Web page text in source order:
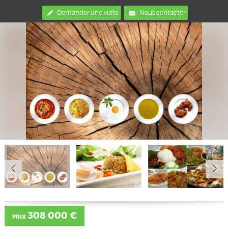
Demander une visite Nous contacter
PRIX308 000 €